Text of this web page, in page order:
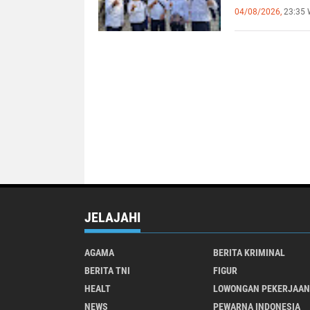
04/08/2026, 23:35
JELAJAHI
AGAMA BERITA KRIMINAL
BERITA TNI
FIGUR
HEALT
LOWONGAN PEKERJAAN
NEWS
PEWARNA INDONESIA